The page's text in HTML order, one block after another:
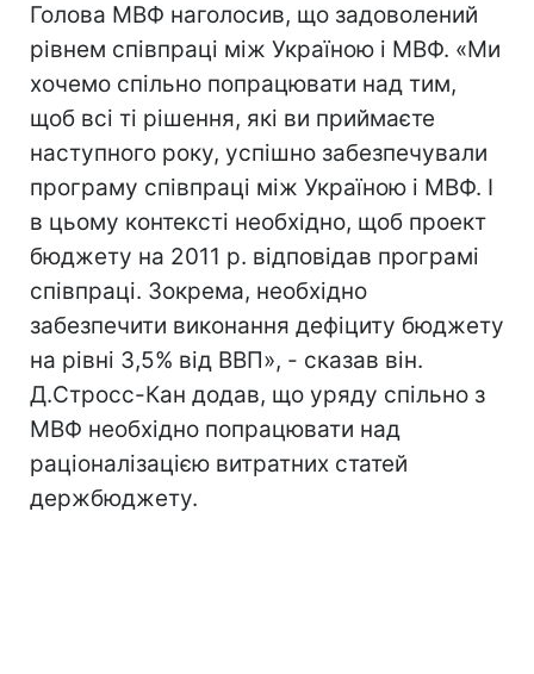
Голова МВФ наголосив, що задоволений
рівнем співпраці між Україною і МВФ. «Ми
хочемо спільно попрацювати над тим,
щоб всі ті рішення, які ви приймаєте
наступного року, успішно забезпечували
програму співпраці між Україною і МВФ. І
в цьому контексті необхідно, щоб проект
бюджету на 2011 р. відповідав програмі
співпраці. Зокрема, необхідно
забезпечити виконання дефіциту бюджету
на рівні 3,5% від ВВП», - сказав він.
Д.Стросс-Кан додав, що уряду спільно з
МВФ необхідно попрацювати над
раціоналізацією витратних статей
держбюджету.